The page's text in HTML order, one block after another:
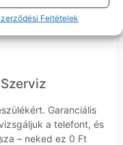
Feltételek
Garanciális
a telefont, és
– neked ez 0 Ft